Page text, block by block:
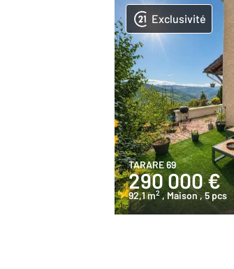
Exclusivité
TARARE 69
290 000 €
92,1 m2 , Maison, 5 pcs